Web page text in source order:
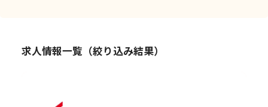
求人情報一覧（絞り込み結果）